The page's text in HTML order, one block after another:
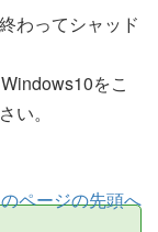
わってシャッド
をこ
い。
ページの先頭へ